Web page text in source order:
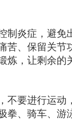
炎症，避免
苦、保留关节
炼，让剩余的
要进行运动
拳、骑车、游